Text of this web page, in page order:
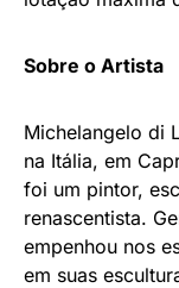
Sobre o Artista
Michelangelo di
na Itália, em
foi um pintor,
renascentista.
empenhou nos
em suas